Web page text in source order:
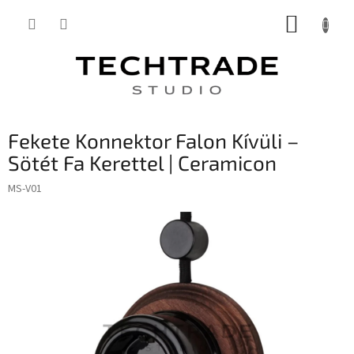
KOSÁR
Fekete Konnektor Falon Kívüli –
Sötét Fa Kerettel | Ceramicon
MS-V01